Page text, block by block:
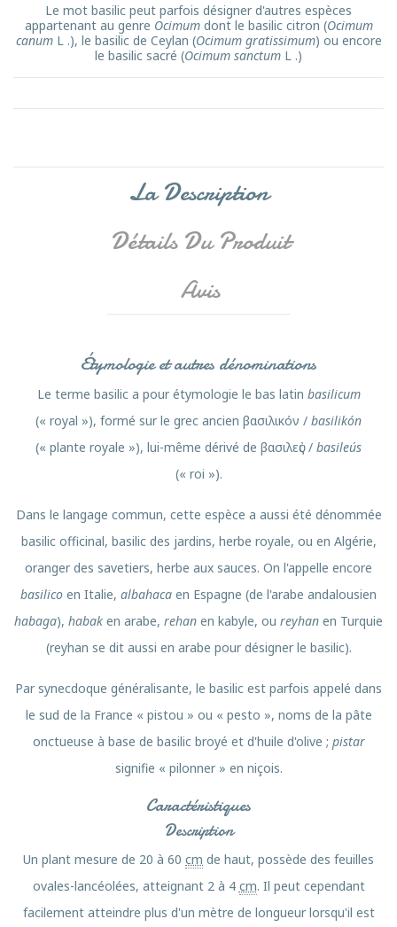
Le mot basilic peut parfois désigner d'autres espèces
appartenant au genre Ocimumdont le basilic citron (Ocimum
canumL .), le basilic de Ceylan (Ocimum gratissimum) ou encore
le basilic sacré (Ocimum sanctum L .)
La Description
Détails Du Produit
Avis
Étymologie et autres dénominations
Le terme basilic a pour étymologie le bas latin basilicum
(« royal »), formé sur le grec ancien βασιλικόν / basilikón
(« plante royale »), lui-même dérivé de βασιλεὐς/ basileús
(« roi »).
Dans le langage commun, cette espèce a aussi été dénommée
basilic officinal, basilic des jardins, herbe royale, ou en Algérie,
oranger des savetiers, herbe aux sauces. On l'appelle encore
basilico en Italie, albahaca en Espagne (de l'arabe andalousien
habaga), habak en arabe, rehan en kabyle, ou reyhan en Turquie
(reyhan se dit aussi en arabe pour désigner le basilic).
Par synecdoque généralisante, le basilic est parfois appelé dans
le sud de la France « pistou » ou « pesto », noms de la pâte
onctueuse à base de basilic broyé et d'huile d'olive ; pistar
signifie « pilonner » en niçois.
Caractéristiques
Description
Un plant mesure de 20 à 60 cm de haut, possède des feuilles
ovales-lancéolées, atteignant 2 à 4 cm. Il peut cependant
facilement atteindre plus d'un mètre de longueur lorsqu'il est